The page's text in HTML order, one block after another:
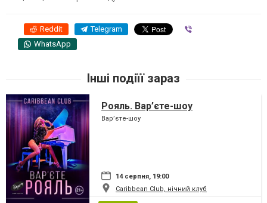
Reddit Telegram
WhatsApp
Інші подіїї зараз
Рояль. Вар’єте-шоу
Вар’єте-шоу
14 серпня, 19:00
Caribbean Club, нічний клуб